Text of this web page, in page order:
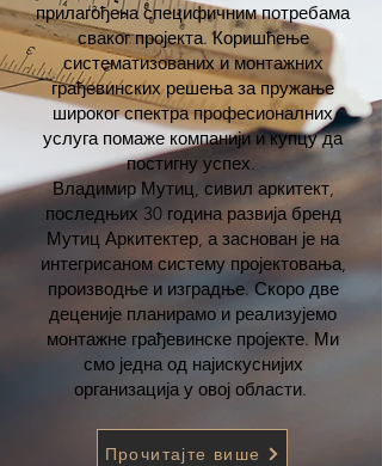
прилагођена специфичним потребама
сваког пројекта. Коришћење
систематизованих и монтажних
грађевинских решења за пружање
широког спектра професионалних
услуга помаже компанији и купцу да
постигну успех.
Владимир Мутиц, сивил аркитект,
последњих 30 година развија бренд
Мутиц Аркитектер, а заснован је на
интегрисаном систему пројектовања,
производње и изградње. Скоро две
деценије планирамо и реализујемо
монтажне грађевинске пројекте. Ми
смо једна од најискуснијих
организација у овој области.
Прочитајте више